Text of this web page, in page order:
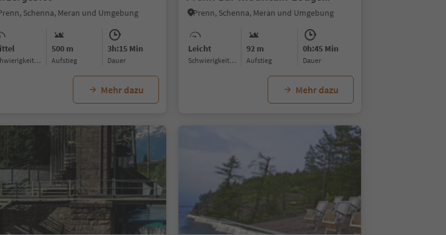
Schenna, Meran und Umgebung
500 m
Aufstieg
3h:15 Min
Dauer
Mehr dazu
Prennanger
Prenn, Schenna, Meran und Umgebung
Leicht
Schwierigkeitsgrad
92 m
Aufstieg
0h:45 Min
Dauer
Mehr dazu